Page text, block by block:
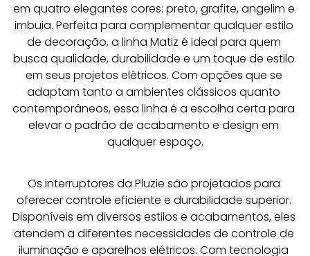
em quatro elegantes cores: preto, grafite, angelim e
imbuia. Perfeita para complementar qualquer estilo
de decoração, a linha Matiz é ideal para quem
busca qualidade, durabilidade e um toque de estilo
em seus projetos elétricos. Com opções que se
adaptam tanto a ambientes clássicos quanto
contemporâneos, essa linha é a escolha certa para
elevar o padrão de acabamento e design em
qualquer espaço.
Os interruptores da Pluzie são projetados para
oferecer controle eficiente e durabilidade superior.
Disponíveis em diversos estilos e acabamentos, eles
atendem a diferentes necessidades de controle de
iluminação e aparelhos elétricos. Com tecnologia